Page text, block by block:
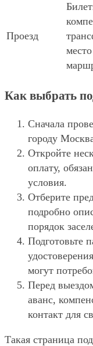
Проезд
Как выбрать
Сначала
городу
Откройте
оплату,
условия.
Отберите
подробно
порядок
Подготовьте
могут
Перед
аванс,
контакт для
Такая страница